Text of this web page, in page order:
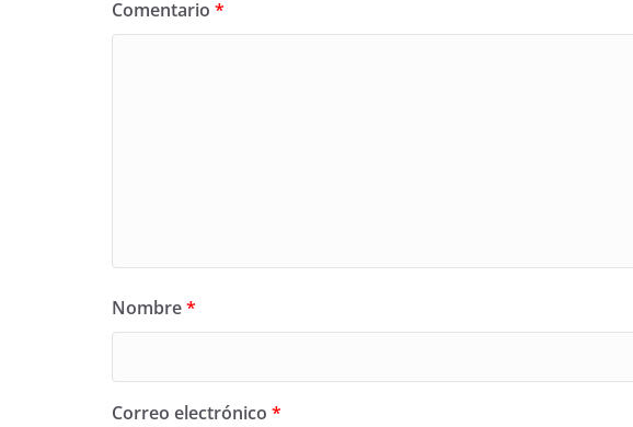
Comentario *
Nombre*
Correo electrónico *